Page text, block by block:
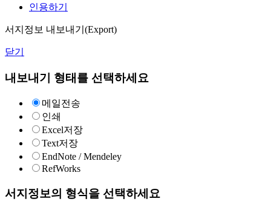
인용하기
서지정보 내보내기(Export)
닫기
내보내기 형태를 선택하세요
메일전송
인쇄
Excel저장
Text저장
EndNote / Mendeley
RefWorks
서지정보의 형식을 선택하세요